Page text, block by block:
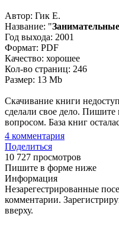
Автор: Гик Е.
Название: "
Год выхода: 2001
Формат: PDF
Качество: хорошее
Кол-во страниц: 246
Размер: 13 Mb
Скачивание книги
сделали свое дело.
вопросом. База книг
4 комментария
Поделиться
10 727 просмотров
Пишите в форме ниже
Информация
Незарегестрированные
комментарии.
вверху.